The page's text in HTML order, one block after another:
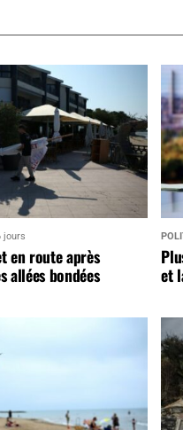
jours
en route après
allées bondées
et